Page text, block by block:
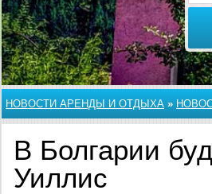
НОВОСТИ АРЕНДЫ И ОТДЫХА »
В Болгарии
Уиллис